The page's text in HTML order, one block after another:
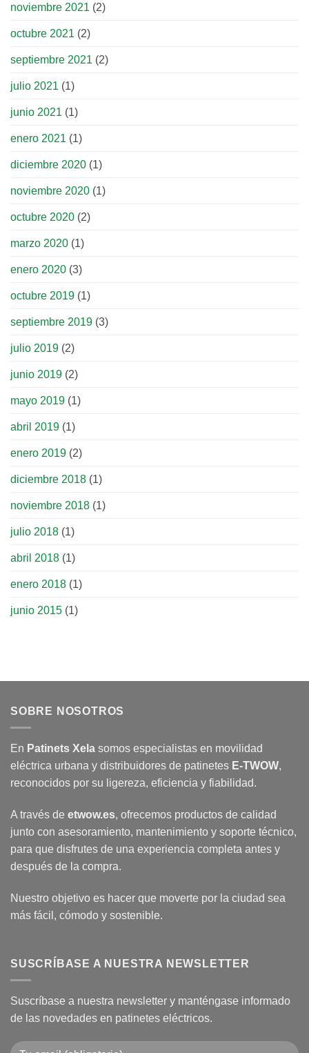
noviembre 2021 (2)
octubre 2021 (2)
septiembre 2021 (2)
julio 2021 (1)
junio 2021 (1)
enero 2021 (1)
diciembre 2020 (1)
noviembre 2020 (1)
octubre 2020 (2)
marzo 2020 (1)
enero 2020 (3)
octubre 2019 (1)
septiembre 2019 (3)
julio 2019 (2)
junio 2019 (2)
mayo 2019 (1)
abril 2019 (1)
enero 2019 (2)
diciembre 2018 (1)
noviembre 2018 (1)
julio 2018 (1)
abril 2018 (1)
enero 2018 (1)
junio 2015 (1)
SOBRE NOSOTROS
En Patinets Xela somos especialistas en movilidad
eléctrica urbana y distribuidores de patinetes E-TWOW,
reconocidos por su ligereza, eficiencia y fiabilidad.
A través de etwow.es, ofrecemos productos de calidad
junto con asesoramiento, mantenimiento y soporte técnico,
para que disfrutes de una experiencia completa antes y
después de la compra.
Nuestro objetivo es hacer que moverte por la ciudad sea
más fácil, cómodo y sostenible.
SUSCRÍBASE A NUESTRA NEWSLETTER
Suscríbase a nuestra newsletter y manténgase informado
de las novedades en patinetes eléctricos.